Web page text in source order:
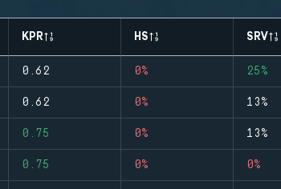
KPR HS SRV
0.62 0% 25%
0.62 0% 13%
0.75 0% 13%
0.75 0% 0%